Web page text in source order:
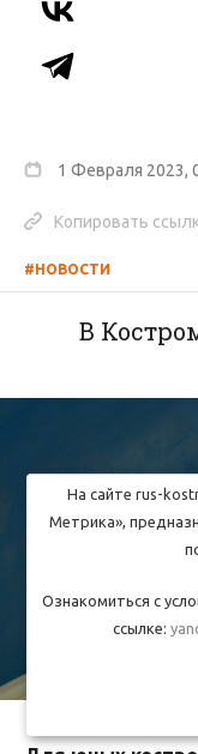
1 Февраля 2023,
Копировать
#НОВОСТИ
В
На сайте rus-
Метрика»,
Ознакомиться с
ссылке: